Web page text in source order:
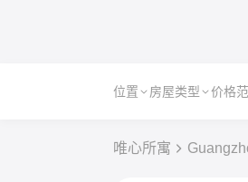
位置 房屋类型 价格
唯心所寓